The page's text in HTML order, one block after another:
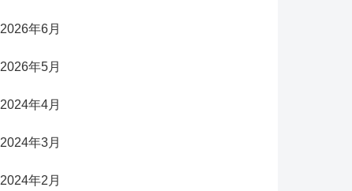
2026年6月
2026年5月
2024年4月
2024年3月
2024年2月